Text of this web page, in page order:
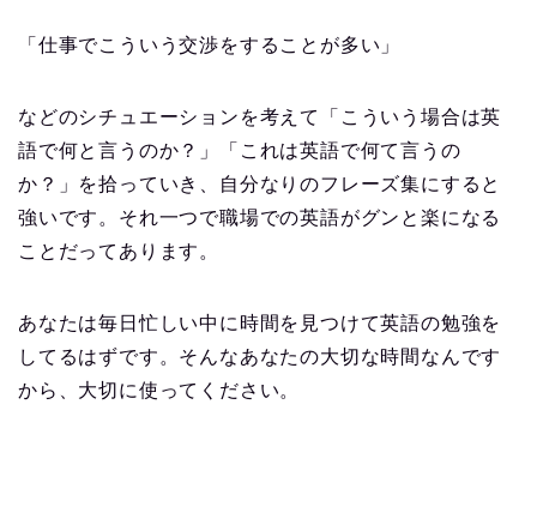
「仕事でこういう交渉をすることが多い」
などのシチュエーションを考えて「こういう場合は英
語で何と言うのか？」「これは英語で何て言うの
か？」を拾っていき、自分なりのフレーズ集にすると
強いです。それ一つで職場での英語がグンと楽になる
ことだってあります。
あなたは毎日忙しい中に時間を見つけて英語の勉強を
してるはずです。そんなあなたの大切な時間なんです
から、大切に使ってください。